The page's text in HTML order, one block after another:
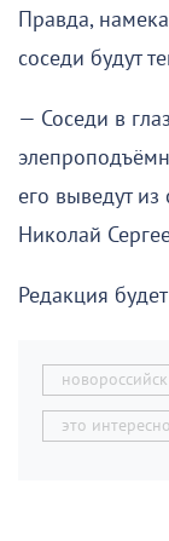
Правда,
соседи будут
— Соседи в
его выведут
Николай
Редакция
новороссийск
это интересно